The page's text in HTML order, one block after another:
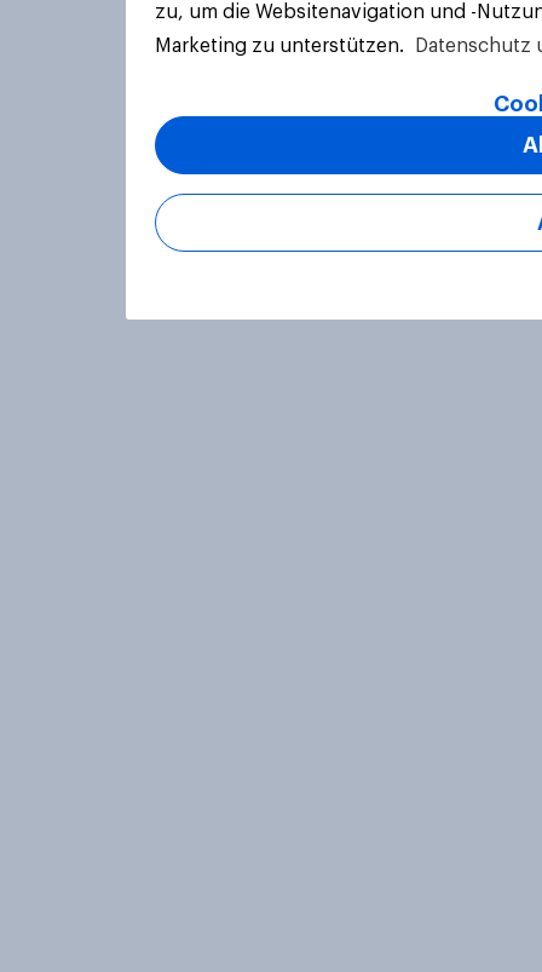
zu, um die Websitenavigation und -
Marketing zu unterstützen.
Datenschutz